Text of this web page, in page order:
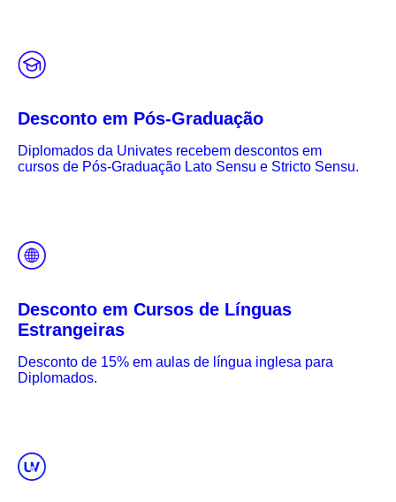
Desconto em Pós-Graduação
Diplomados da Univates recebem descontos em
cursos de Pós-Graduação Lato Sensu e Stricto Sensu.
Desconto em Cursos de Línguas
Estrangeiras
Desconto de 15% em aulas de língua inglesa para
Diplomados.